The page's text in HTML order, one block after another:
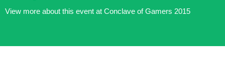
View more about this event at Conclave of Gamers 2015